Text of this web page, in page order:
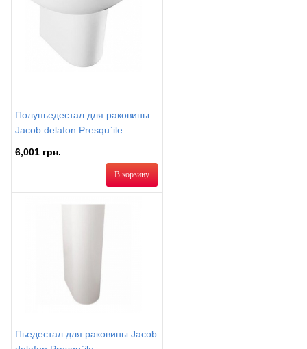
Полупьедестал для раковины
Jacob delafon Presqu`ile
6,001 грн.
В корзину
Пьедестал для раковины Jacob